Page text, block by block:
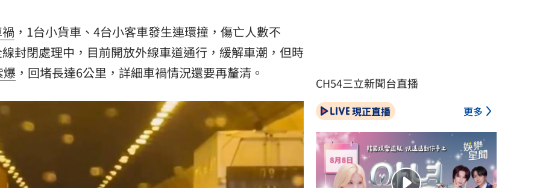
11:15
11:12
，1台小貨車、4台小客車發生連環撞，傷亡人數不
封閉處理中，目前開放外線車道通行，緩解車潮，但時
爆 ，回堵長達6公里，詳細車禍情況還要再釐清。
CH54三立新聞台直播
現正直播 更多